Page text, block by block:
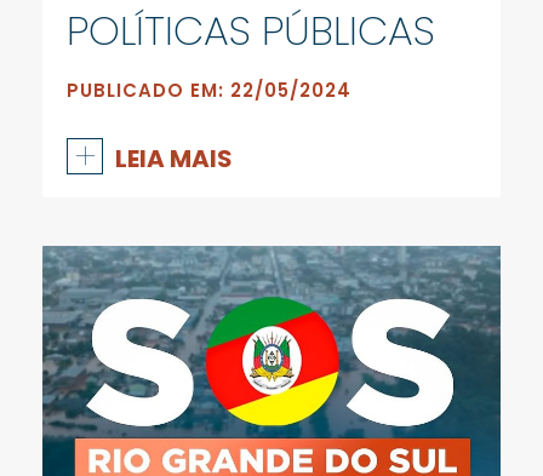
POLÍTICAS PÚBLICAS
PUBLICADO EM: 22/05/2024
+ LEIA MAIS